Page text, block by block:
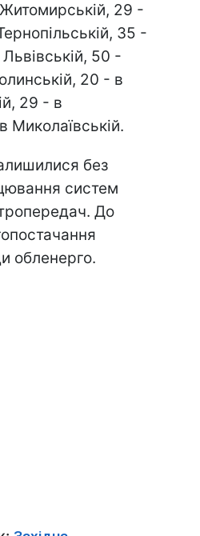
29 -
35 -
50 -
20 - в
29 - в
Миколаївській.
без
систем
До
обленерго.